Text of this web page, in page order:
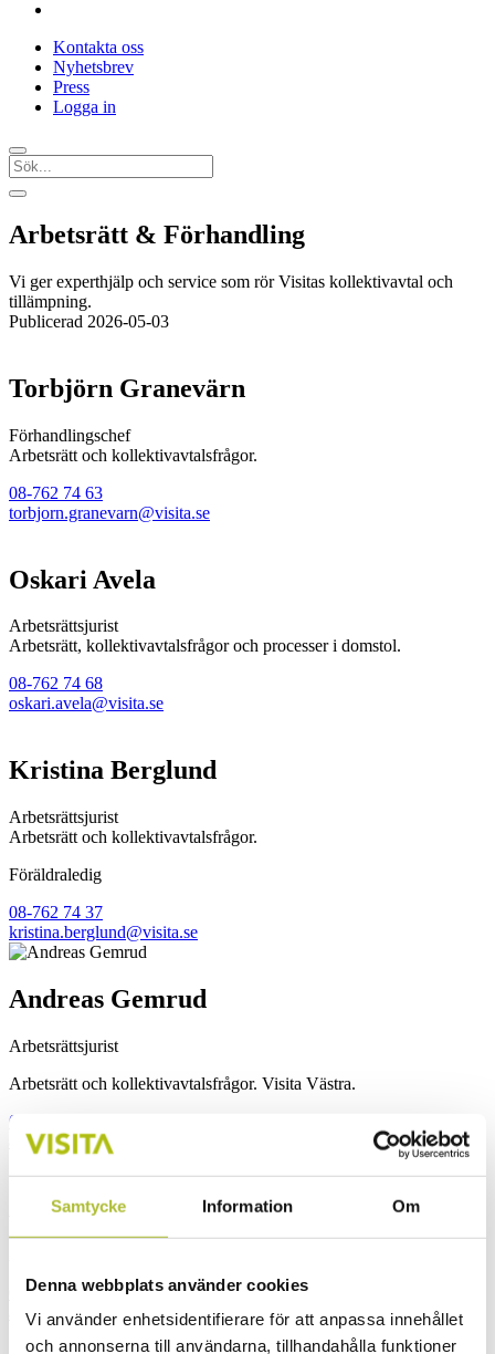
Samtycke Information Om
Denna webbplats använder cookies
Vi använder enhetsidentifierare för att anpassa innehållet
och annonserna till användarna, tillhandahålla funktioner
Kontakta oss
Nyhetsbrev
Press
Logga in
Arbetsrätt & Förhandling
Vi ger experthjälp och service som rör Visitas kollektivavtal och
tillämpning.
Publicerad 2026-05-03
Torbjörn Granevärn
Förhandlingschef
Arbetsrätt och kollektivavtalsfrågor.
08-762 74 63
torbjorn.granevarn@visita.se
Oskari Avela
Arbetsrättsjurist
Arbetsrätt, kollektivavtalsfrågor och processer i domstol.
08-762 74 68
oskari.avela@visita.se
Kristina Berglund
Arbetsrättsjurist
Arbetsrätt och kollektivavtalsfrågor.
Föräldraledig
08-762 74 37
kristina.berglund@visita.se
Andreas Gemrud
Arbetsrättsjurist
Arbetsrätt och kollektivavtalsfrågor. Visita Västra.
031-62 94 68
andreas.gemrud@visita.se
Annette Moström Gärling
090-71 82 64
annette.garling@visita.se